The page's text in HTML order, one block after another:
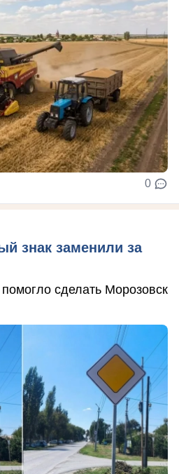
0
знак заменили за
сделать Морозовск